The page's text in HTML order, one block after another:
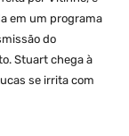
em um programa
do
Stuart chega à
se irrita com